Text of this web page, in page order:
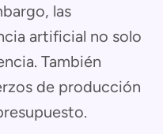
las
artificial no solo
También
de producción